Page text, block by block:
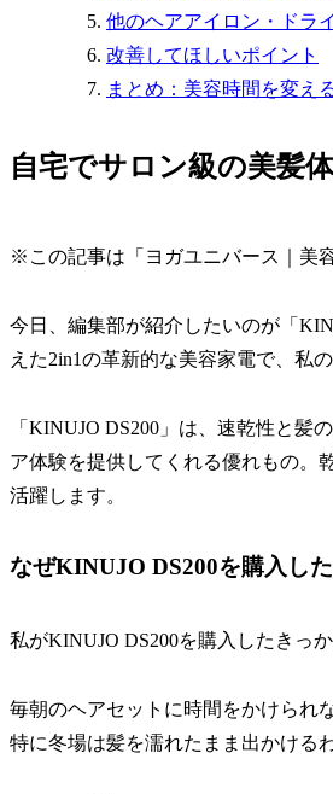
他のヘアアイロン・ドラ
改善してほしいポイント
まとめ：美容時間を変え
自宅でサロン級の美髪
※この記事は「ヨガユニバース｜美
今日、編集部が紹介したいのが「
えた2in1の革新的な美容家電で、私
「KINUJO DS200」は、速乾性と
ア体験を提供してくれる優れもの。
活躍します。
なぜKINUJO DS200を購入し
私がKINUJO DS200を購入したきっ
毎朝のヘアセットに時間をかけられ
特に冬場は髪を濡れたまま出かける